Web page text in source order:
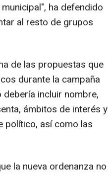
ha defendido
al resto de grupos
de las propuestas que
durante la campaña
incluir nombre,
ámbitos de interés y
político, así como las
la nueva ordenanza no